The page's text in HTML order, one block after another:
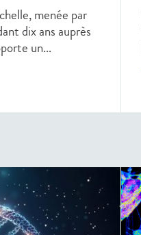
menée par
dix ans auprès
un...